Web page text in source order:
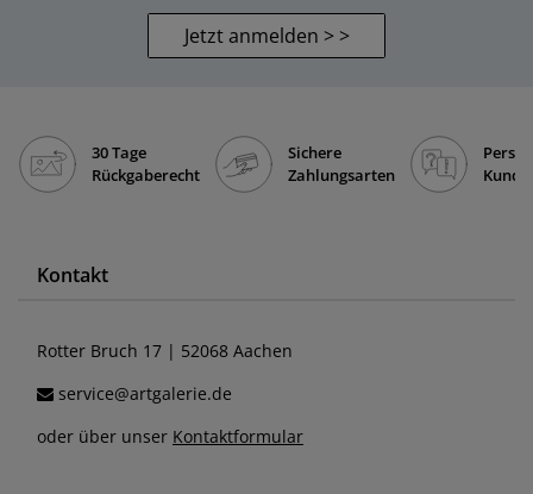
Jetzt anmelden > >
30 Tage
Rückgaberecht
Sichere
Zahlungsarten
Kontakt
Rotter Bruch 17 | 52068 Aachen
service@artgalerie.de
oder über unser Kontaktformular